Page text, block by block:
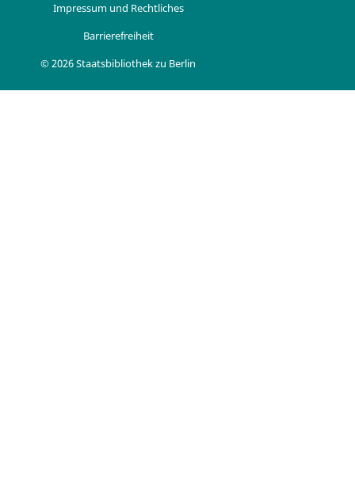
Impressum und Rechtliches
Barrierefreiheit
© 2026 Staatsbibliothek zu Berlin